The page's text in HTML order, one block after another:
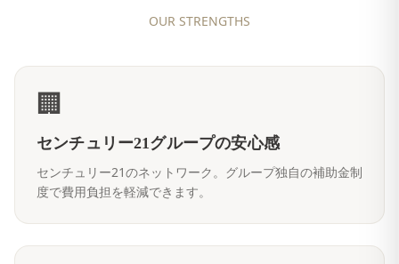
OUR STRENGTHS
🏢
センチュリー21グループの安心感
センチュリー21のネットワーク。グループ独自の補助金制
度で費用負担を軽減できます。